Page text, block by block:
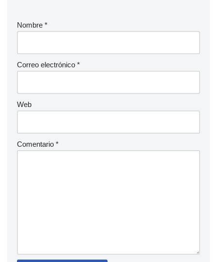
Nombre *
Correo electrónico *
Web
Comentario *